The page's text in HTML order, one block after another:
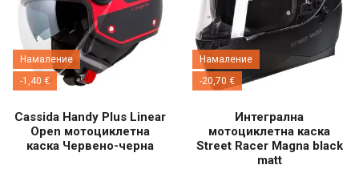
Намаление
-1,40 €
Cassida Handy Plus Linear
Open мотоциклетна
каска Червено-черна
Намаление
-20,70 €
Интегрална
мотоциклетна каска
Street Racer Magna black
matt